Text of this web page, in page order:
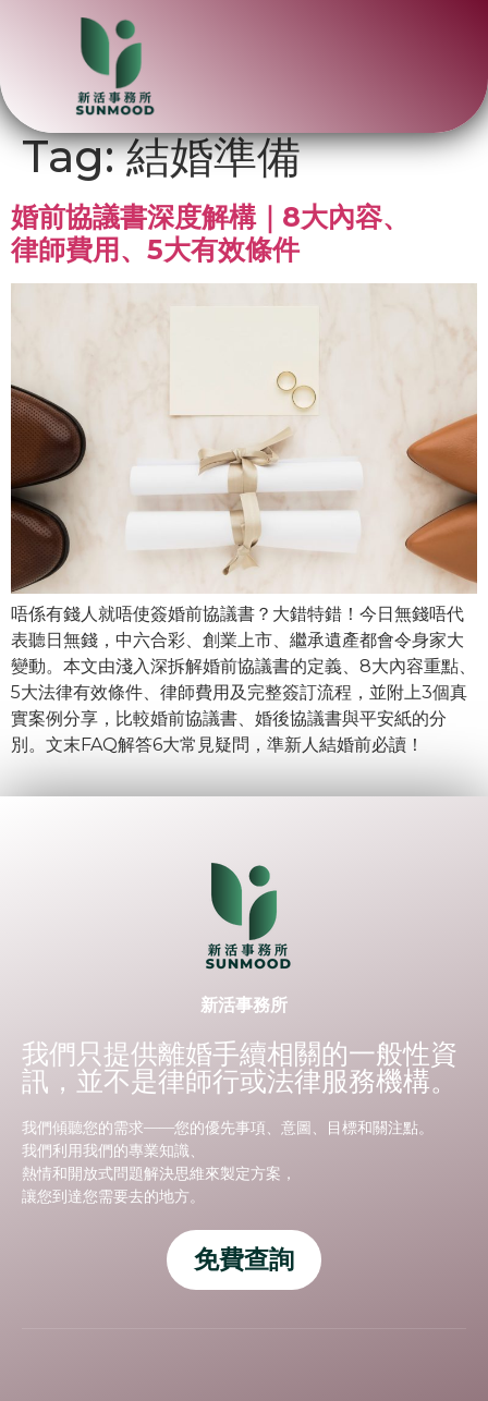
Tag:結婚準備
婚前協議書深度解構｜8大內容、
律師費用、5大有效條件
唔係有錢人就唔使簽婚前協議書？大錯特錯！今日無錢唔代
表聽日無錢，中六合彩、創業上市、繼承遺產都會令身家大
變動。本文由淺入深拆解婚前協議書的定義、8大內容重點、
5大法律有效條件、律師費用及完整簽訂流程，並附上3個真
實案例分享，比較婚前協議書、婚後協議書與平安紙的分
別。文末FAQ解答6大常見疑問，準新人結婚前必讀！
新活事務所
我們只提供離婚手續相關的一般性資
訊，並不是律師行或法律服務機構。
我們傾聽您的需求——您的優先事項、意圖、目標和關注點。
我們利用我們的專業知識、
熱情和開放式問題解決思維來製定方案，
讓您到達您需要去的地方。
免費查詢